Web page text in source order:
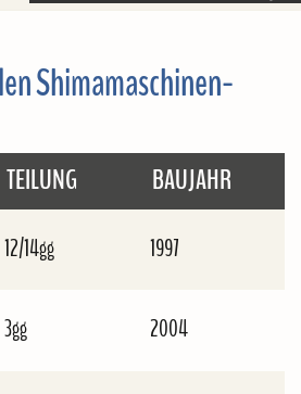
Shimamaschinen-
TEILUNG BAUJAHR
12/14gg 1997
3gg 2004